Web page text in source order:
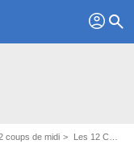
profil search
coups de midi Les 12 Coups de midi : Jean-Luc Reichmann promet un grand changement en plateau ce mardi 2 juin 2026 ! Va-t-il tenir sa promesse ?